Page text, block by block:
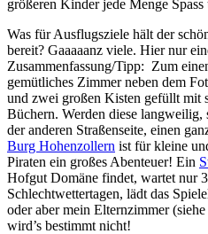
größeren Kinder jede Menge
Was für Ausflugsziele hält der
bereit? Gaaaaanz viele. Hier nur
Zusammenfassung/Tipp: Zum
gemütliches Zimmer neben dem
und zwei großen Kisten gefüllt mit
Büchern. Werden diese langweilig,
der anderen Straßenseite, einen
Burg Hohenzollern ist für kleine
Piraten ein großes Abenteuer! Ein
Hofgut Domäne findet, wartet nur
Schlechtwettertagen, lädt das
oder aber mein Elternzimmer
wird’s bestimmt nicht!